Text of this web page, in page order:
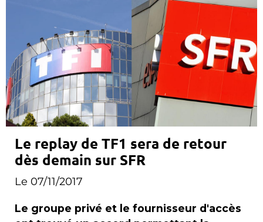
Le replay de TF1 sera de retour
dès demain sur SFR
Le 07/11/2017
Le groupe privé et le fournisseur d'accès